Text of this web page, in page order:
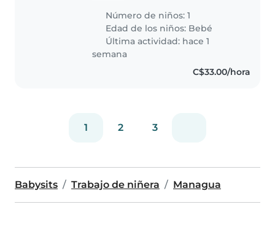
Número de niños: 1
Edad de los niños: Bebé
Última actividad: hace 1
semana
C$33.00/hora
1 2 3
Babysits Trabajo de niñera Managua